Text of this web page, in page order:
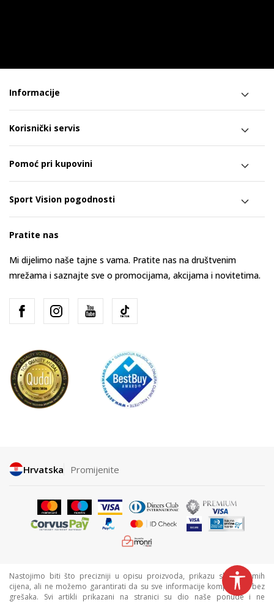
Informacije
Korisnički servis
Pomoć pri kupovini
Sport Vision pogodnosti
Pratite nas
Mi dijelimo naše tajne s vama. Pratite nas na društvenim
mrežama i saznajte sve o promocijama, akcijama i novitetima.
Hrvatska Promijenite
Nastojimo biti što precizniji u opisu proizvoda, prikazu slika i samih
cijena, ali ne možemo garantirati da su sve informacije kompletne i bez
grešaka. Svi artikli prikazani na stranici su dio naše ponude i ne